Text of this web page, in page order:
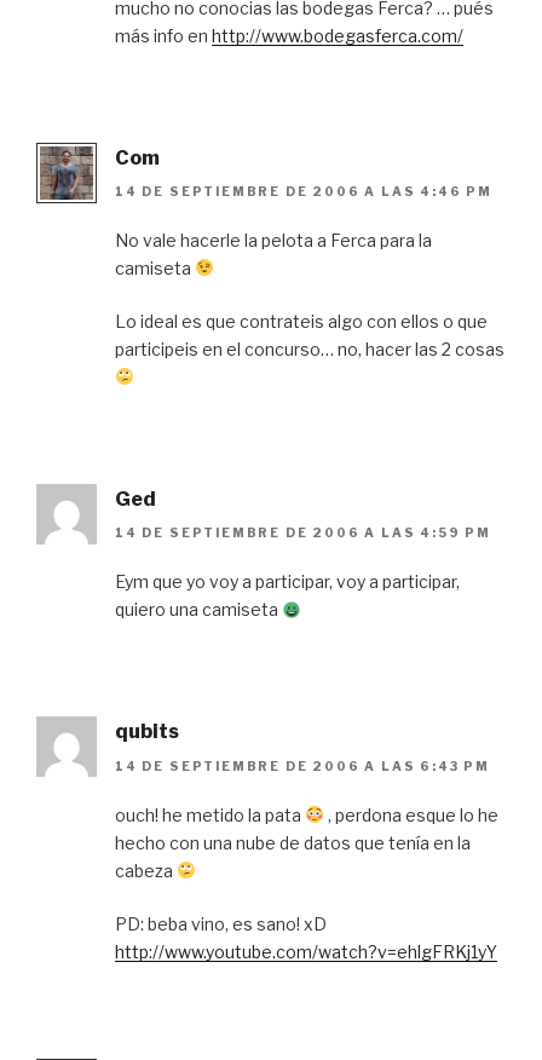
mucho no conocias las bodegas Ferca? … pués
más info en http://www.bodegasferca.com/
Com
14 DE SEPTIEMBRE DE 2006 A LAS 4:46 PM
No vale hacerle la pelota a Ferca para la
camiseta
Lo ideal es que contrateis algo con ellos o que
participeis en el concurso… no, hacer las 2 cosas
Ged
14 DE SEPTIEMBRE DE 2006 A LAS 4:59 PM
Eym que yo voy a participar, voy a participar,
quiero una camiseta
qubits
14 DE SEPTIEMBRE DE 2006 A LAS 6:43 PM
ouch! he metido la pata
, perdona esque lo he
hecho con una nube de datos que tenía en la
cabeza
PD: beba vino, es sano! xD
http://www.youtube.com/watch?v=ehlgFRKj1yY